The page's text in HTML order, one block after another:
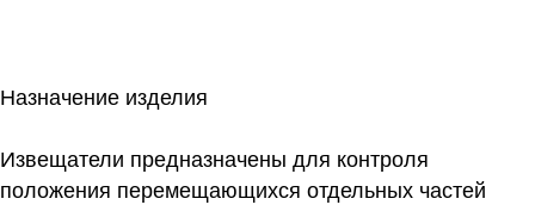
Назначение изделия
Извещатели предназначены для контроля
положения перемещающихся отдельных частей